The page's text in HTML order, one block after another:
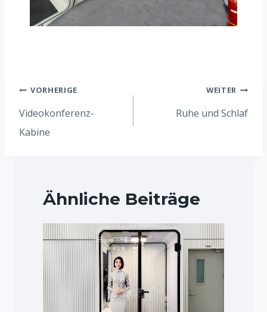
VORHERIGE
Videokonferenz-
Kabine
WEITER
Ruhe und Schlaf
Ähnliche Beiträge